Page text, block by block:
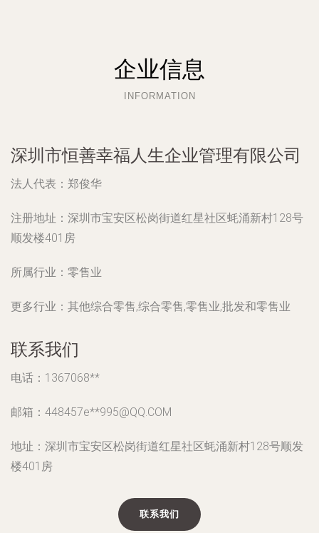
企业信息
INFORMATION
深圳市恒善幸福人生企业管理有限公司
法人代表： 郑俊华
注册地址： 深圳市宝安区松岗街道红星社区蚝涌新村128号
顺发楼401房
所属行业： 零售业
更多行业： 其他综合零售,综合零售,零售业,批发和零售业
联系我们
电话：1367068**
邮箱：448457e**995@QQ.COM
地址：深圳市宝安区松岗街道红星社区蚝涌新村128号顺发
楼401房
联系我们